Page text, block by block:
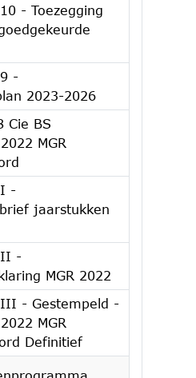
- Toezegging
-
2023-2026
Cie BS
MGR
-
jaarstukken
II -
MGR 2022
- Gestempeld -
MGR
Definitief